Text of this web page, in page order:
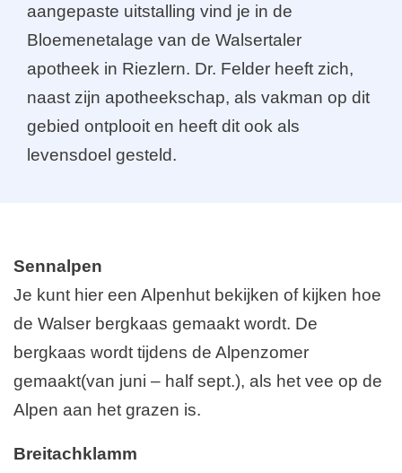
aangepaste uitstalling vind je in de
Bloemenetalage van de Walsertaler
apotheek in Riezlern. Dr. Felder heeft zich,
naast zijn apotheekschap, als vakman op dit
gebied ontplooit en heeft dit ook als
levensdoel gesteld.
Sennalpen
Je kunt hier een Alpenhut bekijken of kijken hoe
de Walser bergkaas gemaakt wordt. De
bergkaas wordt tijdens de Alpenzomer
gemaakt(van juni – half sept.), als het vee op de
Alpen aan het grazen is.
Breitachklamm